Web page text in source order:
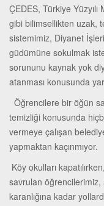
ÇEDES, Türkiye
gibi bilimsellikten uzak,
sistemimiz, Diyanet
güdümüne sokulmak
sorununu kaynak yok
atanması konusunda
Öğrencilere bir öğün
temizliği konusunda
vermeye çalışan
yapmaktan kaçınmıyor.
Köy okulları
savrulan öğrencilerimiz,
karanlığına kadar